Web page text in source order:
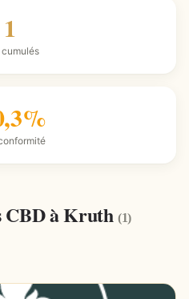
1
cumulés
CBD à Kruth(1)